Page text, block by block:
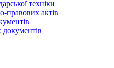
техніки
правових актів
документів